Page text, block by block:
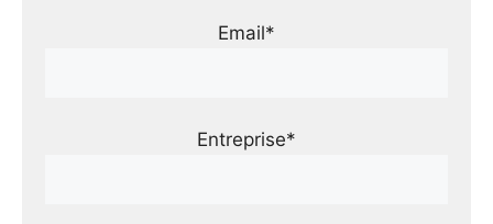
Email*
Entreprise*